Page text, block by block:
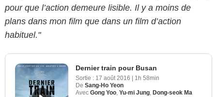
pour que l’action demeure lisible. Il y a moins de
plans dans mon film que dans un film d’action
habituel."
Dernier train pour Busan
Sortie : 17 août 2016
1h 58min
De Sang-Ho Yeon
Avec Gong Yoo, Yu-mi Jung, Dong-seok Ma